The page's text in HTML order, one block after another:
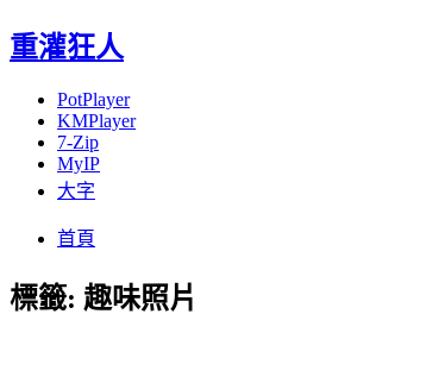
重灌狂人
PotPlayer
KMPlayer
7-Zip
MyIP
大字
首頁
標籤: 趣味照片